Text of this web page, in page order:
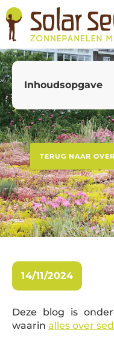
TERUG NAAR
14/11/2024
Deze blog is
waarin alles over
Inhoudsopgave
Feiten en mythes
Sedumdak
Mythe 1:
muggen aan.
Mythe 2:
voor muggen.
Mythe 3:
Feit 1:
muggenoverlast
Verwijder
Planten die